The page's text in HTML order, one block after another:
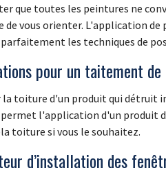
que toutes les peintures ne
de vous orienter. L'application
les techniques de
pour un taitement
la toiture d'un produit qui détruit
l'application d'un produit
toiture si vous le souhaitez.
d’installation des